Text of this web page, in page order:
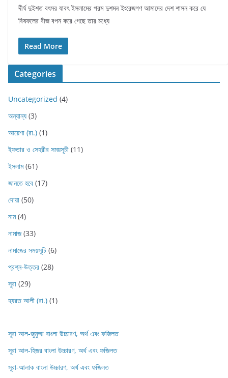
দীর্ঘ দুইশত বৎসর যাবৎ ইসলামের পরম দুশমন ইংরেজগণ আমাদের দেশ শাসন করে যে
বিষফলের বীজ বপন করে গেছে তার মধ্যে
Read More
Categories
Uncategorized (4)
অন্যান্য (3)
আয়েশা (রা.) (1)
ইফতার ও সেহরীর সময়সূচী (11)
ইসলাম(61)
জানতে হবে (17)
দোয়া (50)
নাম(4)
নামাজ(33)
নামাজের সময়সূচি (6)
প্রশ্ন-উত্তর (28)
সূরা (29)
হযরত আলী (রা.) (1)
সূরা আল-জুমুআ বাংলা উচ্চারণ, অর্থ এবং ফজিলত
সূরা আল-হিজর বাংলা উচ্চারণ, অর্থ এবং ফজিলত
সূরা-আলাক বাংলা উচ্চারণ, অর্থ এবং ফজিলত